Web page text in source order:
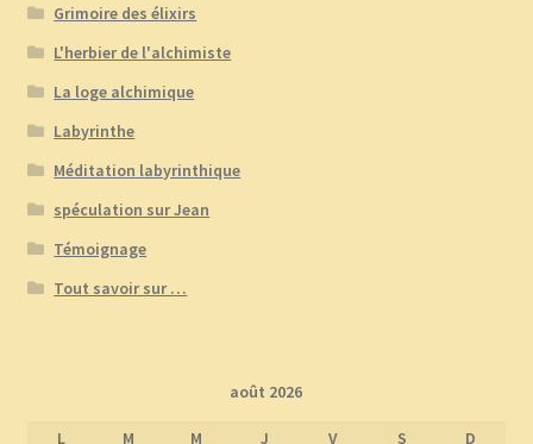
Grimoire des élixirs
L'herbier de l'alchimiste
La loge alchimique
Labyrinthe
Méditation labyrinthique
spéculation sur Jean
Témoignage
Tout savoir sur …
août 2026
L M M J V S D